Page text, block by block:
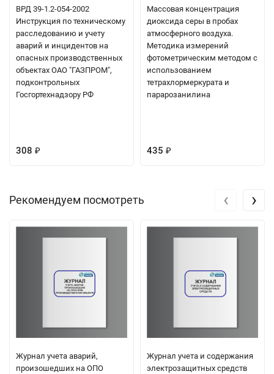
ВРД 39-1.2-054-2002
Инструкция по техническому
расследованию и учету
аварий и инцидентов на
опасных производственных
объектах ОАО "ГАЗПРОМ",
подконтрольных
Госгортехнадзору РФ
308 ₽
Массовая концентрация
диоксида серы в пробах
атмосферного воздуха.
Методика измерений
фотометрическим методом с
использованием
тетрахлормеркурата и
парарозанилина
435 ₽
Рекомендуем посмотреть
Журнал учета аварий,
произошедших на ОПО
Журнал учета и содержания
электрозащитных средств
‹ ›